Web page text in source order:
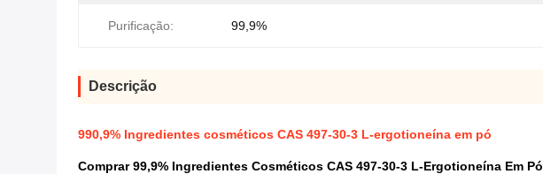
Purificação: 99,9%
Descrição
990,9% Ingredientes cosméticos CAS 497-30-3 L-ergotioneína em pó
Comprar 99,9% Ingredientes Cosméticos CAS 497-30-3 L-Ergotioneína Em Pó